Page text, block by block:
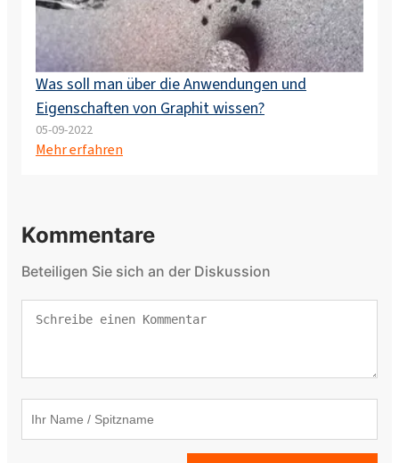
Was soll man über die Anwendungen und
Eigenschaften von Graphit wissen?
05-09-2022
Mehr erfahren
Kommentare
Beteiligen Sie sich an der Diskussion